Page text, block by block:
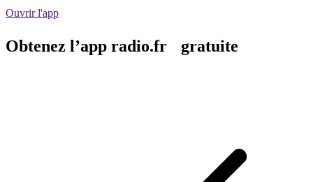
Ouvrir l'app
Obtenez l’app radio.fr gratuite